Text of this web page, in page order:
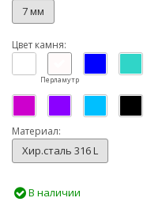
7 мм
Цвет камня:
Перламутр
Материал:
Хир.сталь 316 L
В наличии